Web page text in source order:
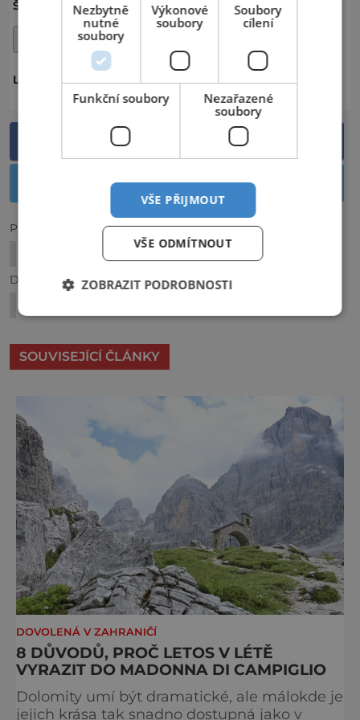
ŠTÍTKY: EXOTIKA KOUPÁNÍ LETOVISKO
LOKALITA: MAURICIUS
Sdílet na Facebooku
Sdílet na Twitteru
Předchozí článek
VINOBRANÍ NA ZÁMKU KAČINA
Další článek
SOUVISEJÍCÍ ČLÁNKY
DOVOLENÁ V ZAHRANIČÍ
8 DŮVODŮ, PROČ LETOS V LÉTĚ
VYRAZIT DO MADONNA DI CAMPIGLIO
Dolomity umí být dramatické, ale málokde je
jejich krása tak snadno dostupná jako v
Nezbytně
nutné
soubory
Výkonové
soubory
Soubory
cílení
Funkční soubory
Nezařazené
soubory
VŠE PŘIJMOUT
VŠE ODMÍTNOUT
ZOBRAZIT PODROBNOSTI